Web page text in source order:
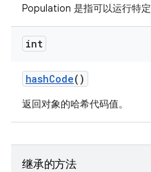
Population 是指可以运行特定
int
hashCode()
返回对象的哈希代码值。
继承的方法